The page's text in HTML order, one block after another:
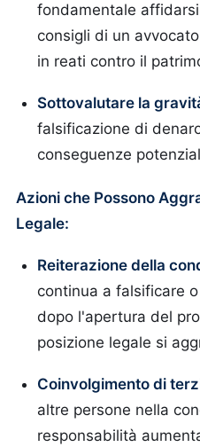
fondamentale
consigli di un
in reati contro il
Sottovalutare la
falsificazione di
conseguenze
Azioni che Possono
Legale:
Reiterazione della
continua a falsificare
dopo l'apertura del
posizione legale si
Coinvolgimento di
altre persone nella
responsabilità